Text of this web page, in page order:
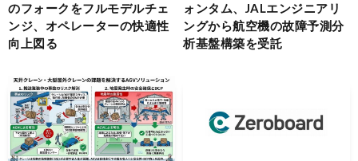
のフォークをフルモデルチェ
ンジ、オペレーターの快適性
向上図る
ォンタム、JALエンジニアリ
ングから航空機の故障予測分
析基盤構築を受託